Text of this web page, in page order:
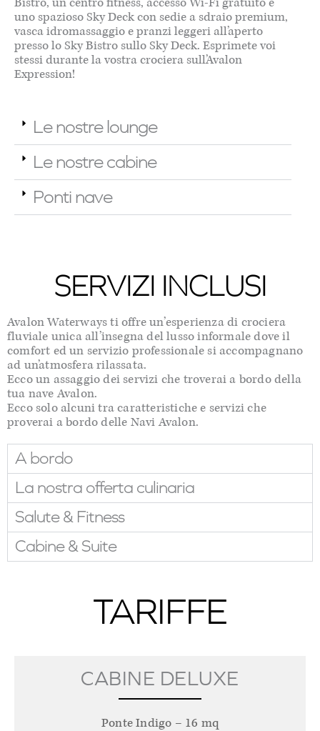
uno spazioso Sky Deck con sedie a sdraio premium,
vasca idromassaggio e pranzi leggeri all’aperto
presso lo Sky Bistro sullo Sky Deck. Esprimete voi
stessi durante la vostra crociera sull’Avalon
Expression!
Le nostre lounge
Le nostre cabine
Ponti nave
SERVIZI INCLUSI
Avalon Waterways ti offre un’esperienza di crociera
fluviale unica all’insegna del lusso informale dove il
comfort ed un servizio professionale si accompagnano
ad un’atmosfera rilassata.
Ecco un assaggio dei servizi che troverai a bordo della
tua nave Avalon.
Ecco solo alcuni tra caratteristiche e servizi che
proverai a bordo delle Navi Avalon.
A bordo
La nostra offerta culinaria
Salute & Fitness
Cabine & Suite
TARIFFE
CABINE DELUXE
Ponte Indigo – 16 mq